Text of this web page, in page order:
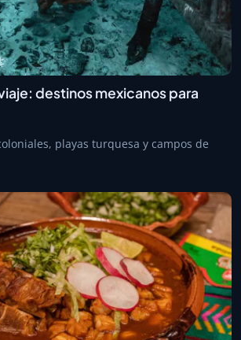
destinos mexicanos para
playas turquesa y campos de